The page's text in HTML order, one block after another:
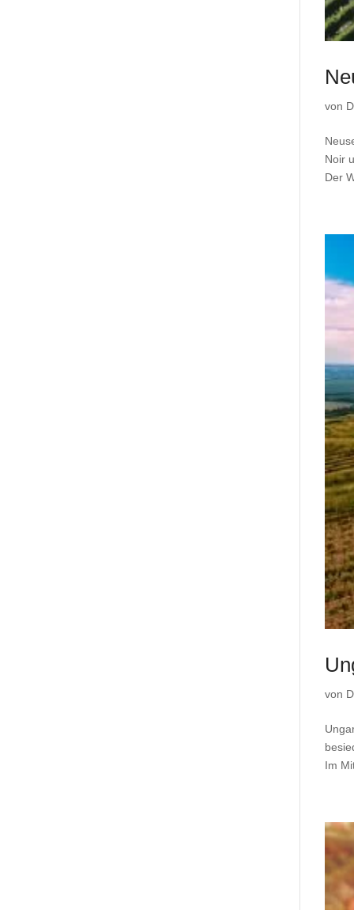
von
Noir
Der
von
Im